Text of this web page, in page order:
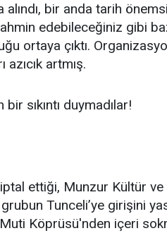
bir anda tarih
edebileceğiniz gibi
ortaya çıktı.
artmış.
sıkıntı duymadılar!
ettiği, Munzur Kültür
Tunceli’ye girişini
Köprüsü'nden içeri